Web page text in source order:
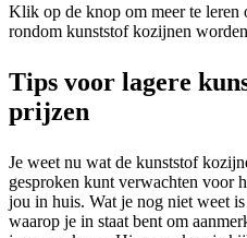
Klik op de knop om meer te leren
rondom kunststof kozijnen
Tips voor lagere
prijzen
Je weet nu wat de kunststof
gesproken kunt verwachten voor
jou in huis. Wat je nog niet weet
waarop je in staat bent om